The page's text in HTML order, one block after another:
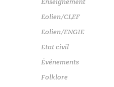
Eolien/CLEF
Eolien/ENGIE
Etat civil
Événements
Folklore